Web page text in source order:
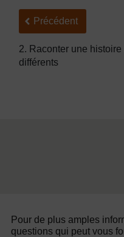
Précédent
Précédent
2. Raconter une
différents
Pour de plus amples
questions qui peut vous